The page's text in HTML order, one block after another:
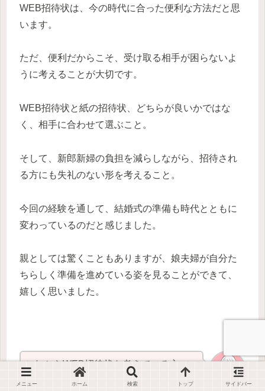
WEB招待状は、今の時代に合った便利な方法だと思
います。
ただ、便利だからこそ、受け取る相手が困らないよ
うに考えることが大切です。
WEB招待状と紙の招待状、どちらが良いかではな
く、相手に合わせて選ぶこと。
そして、新郎新婦の負担を減らしながら、招待され
る方にも失礼のない形を考えること。
今回の経験を通して、結婚式の準備も時代とともに
変わっているのだと感じました。
親としては驚くこともありますが、娘夫婦が自分た
ちらしく準備を進めている姿を見ることができて、
嬉しく思いました。
これからWEB招待状を考えている方
や、その親御さんにとって、少しでも参
メニュー ホーム 検索 トップ サイドバー